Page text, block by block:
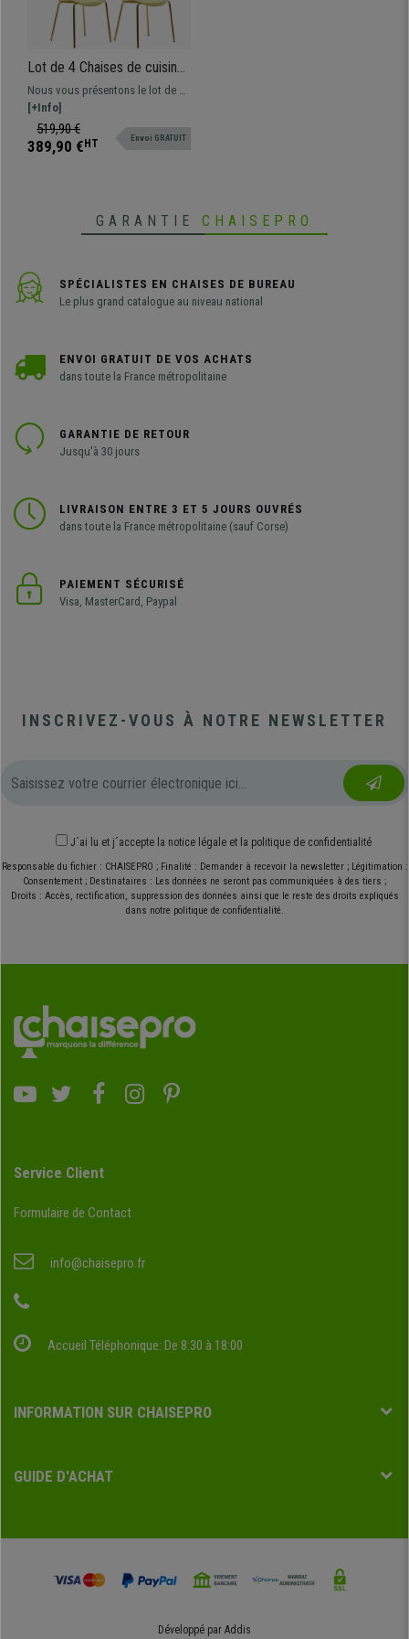
Lot de 4 Chaises de cuisine
COVER Jaune, Design
Élégant, Structure en Métal
Nous vous présentons le lot de 4
chaises de cuisine et salle à
manger COVER, aussi confortable
qu'élégante. Très commode,
[+Info]
519,90 €
389,90 € HT Envoi GRATUIT
GARANTIE CHAISEPRO
SPÉCIALISTES EN CHAISES DE BUREAU
Le plus grand catalogue au niveau national
ENVOI GRATUIT DE VOS ACHATS
dans toute la France métropolitaine
GARANTIE DE RETOUR
Jusqu'à 30 jours
LIVRAISON ENTRE 3 ET 5 JOURS OUVRÉS
dans toute la France métropolitaine (sauf Corse)
PAIEMENT SÉCURISÉ
Visa, MasterCard, Paypal
INSCRIVEZ-VOUS À NOTRE NEWSLETTER
J´ai lu et j´accepte la notice légale et la politique de confidentialité
Responsable du fichier : CHAISEPRO ; Finalité : Demander à recevoir la newsletter ; Légitimation :
Consentement ; Destinataires : Les données ne seront pas communiquées à des tiers ;
Droits : Accès, rectification, suppression des données ainsi que le reste des droits expliqués
dans notre politique de confidentialité.
Service Client
Formulaire de Contact
info@chaisepro.fr
Accueil Téléphonique: De 8:30 à 18:00
INFORMATION SUR CHAISEPRO
GUIDE D'ACHAT
Développé par Addis